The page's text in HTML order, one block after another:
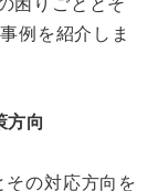
例を紹介しま
方向
の対応方向を